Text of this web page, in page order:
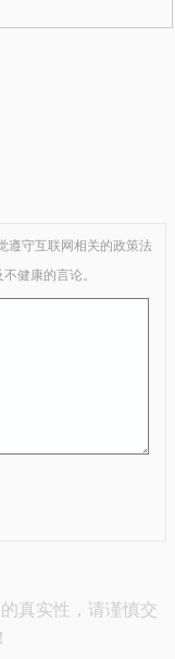
遵守互联网相关的政策法
健康的言论。
真实性，请谨慎交